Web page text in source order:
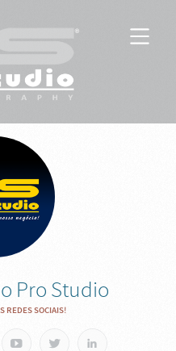
Pro Studio
REDES SOCIAIS!